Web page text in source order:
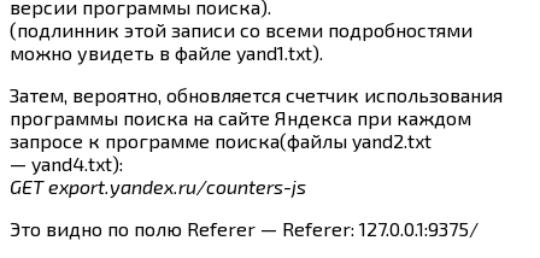
версии программы поиска).
(подлинник этой записи со всеми подробностями
можно увидеть в файле yand1.txt).
Затем, вероятно, обновляется счетчик использования
программы поиска на сайте Яндекса при каждом
запросе к программе поиска(файлы yand2.txt
— yand4.txt):
GET export.yandex.ru/counters-js
Это видно по полю Referer — Referer: 127.0.0.1:9375/